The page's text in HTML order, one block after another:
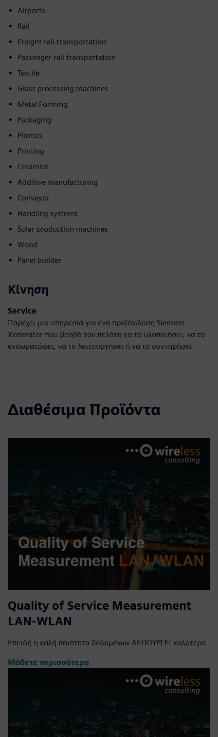
Airports
Rail
Freight rail transportation
Passenger rail transportation
Textile
Glass processing machines
Metal Forming
Packaging
Plastics
Printing
Ceramics
Additive manufacturing
Conveyor
Handling systems
Solar production machines
Wood
Panel builder
Κίνηση
Service
Παρέχει μια υπηρεσία για ένα προϊόν/λύση Siemens
Xcelerator που βοηθά τον πελάτη να το υλοποιήσει, να το
ενσωματώσει, να το λειτουργήσει ή να το συντηρήσει
Διαθέσιμα Προϊόντα
Quality of Service Measurement
LAN-WLAN
Επειδή η καλή ποιότητα δεδομένων ΛΕΙΤΟΥΡΓΕΙ καλύτερα
Μάθετε περισσότερα